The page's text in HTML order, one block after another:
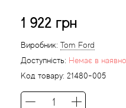
1 922 грн
Виробник: Tom Ford
Доступність: Немає в
Код товару: 21480-005
Absolument Parfumeur
Acca Kappa
Acqua di Parma
Контакти
Cтатті